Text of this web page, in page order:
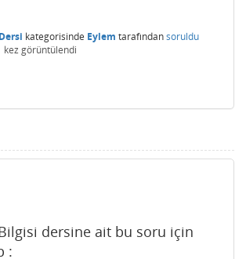
kategorisinde Eylem tarafındansoruldu
kez görüntülendi
dersine ait bu soru için
: